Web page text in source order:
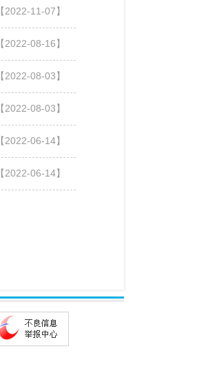
【2022-11-07】
【2022-08-16】
【2022-08-03】
【2022-08-03】
【2022-06-14】
【2022-06-14】